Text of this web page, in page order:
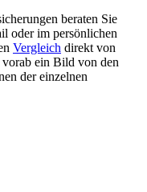
beraten Sie
oder im persönlichen
Vergleich direkt von
ein Bild von den
der einzelnen